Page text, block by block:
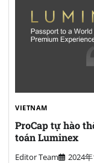
VIETNAM
ProCap tự hào
toán Luminex
Editor Team 2024